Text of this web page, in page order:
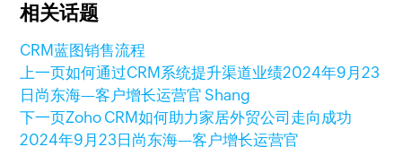
相关话题
CRM蓝图销售流程
上一页如何通过CRM系统提升渠道业绩2024年9月23
日 尚东海—客户增长运营官 Shang
下一页Zoho CRM如何助力家居外贸公司走向成功
2024年9月23日 尚东海—客户增长运营官